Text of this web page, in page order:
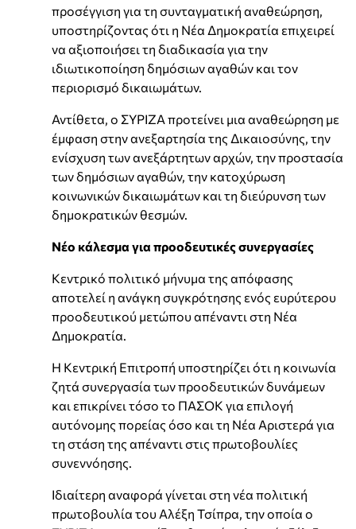
προσέγγιση για τη συνταγματική αναθεώρηση,
υποστηρίζοντας ότι η Νέα Δημοκρατία επιχειρεί
να αξιοποιήσει τη διαδικασία για την
ιδιωτικοποίηση δημόσιων αγαθών και τον
περιορισμό δικαιωμάτων.
Αντίθετα, ο ΣΥΡΙΖΑ προτείνει μια αναθεώρηση με
έμφαση στην ανεξαρτησία της Δικαιοσύνης, την
ενίσχυση των ανεξάρτητων αρχών, την προστασία
των δημόσιων αγαθών, την κατοχύρωση
κοινωνικών δικαιωμάτων και τη διεύρυνση των
δημοκρατικών θεσμών.
Νέο κάλεσμα για προοδευτικές συνεργασίες
Κεντρικό πολιτικό μήνυμα της απόφασης
αποτελεί η ανάγκη συγκρότησης ενός ευρύτερου
προοδευτικού μετώπου απέναντι στη Νέα
Δημοκρατία.
Η Κεντρική Επιτροπή υποστηρίζει ότι η κοινωνία
ζητά συνεργασία των προοδευτικών δυνάμεων
και επικρίνει τόσο το ΠΑΣΟΚ για επιλογή
αυτόνομης πορείας όσο και τη Νέα Αριστερά για
τη στάση της απέναντι στις πρωτοβουλίες
συνεννόησης.
Ιδιαίτερη αναφορά γίνεται στη νέα πολιτική
πρωτοβουλία του Αλέξη Τσίπρα, την οποία ο